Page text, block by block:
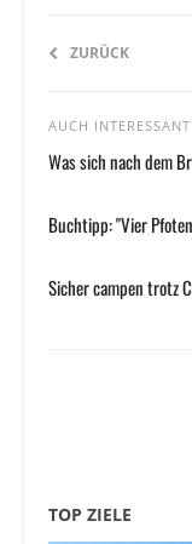
ZURÜCK
AUCH INTERESSANT
Was sich nach dem
Buchtipp: "Vier
Sicher campen trotz
TOP ZIELE